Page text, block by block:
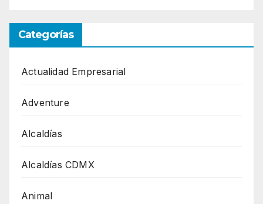
Categorías
Actualidad Empresarial
Adventure
Alcaldías
Alcaldías CDMX
Animal